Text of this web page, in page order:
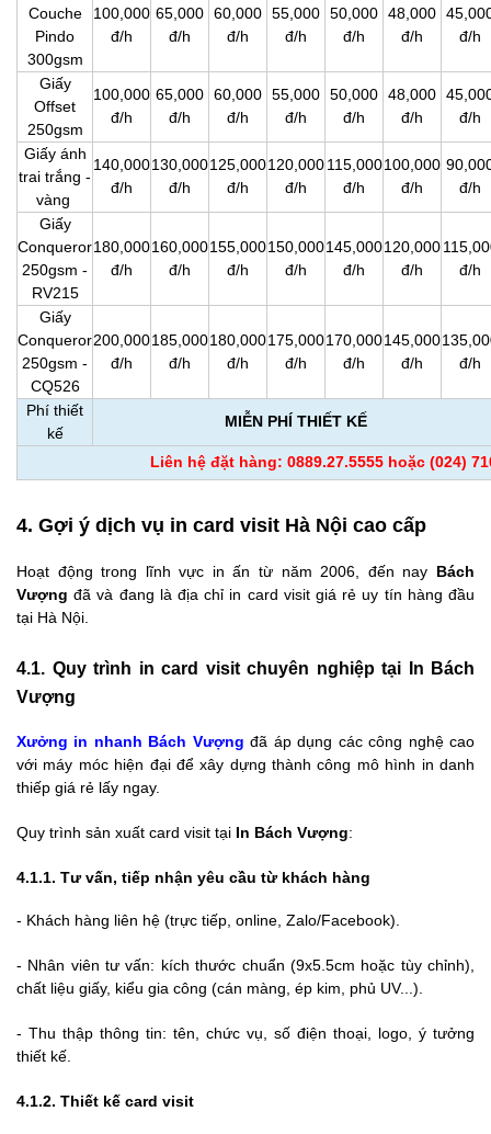
Couche
Pindo
300gsm
100,000
đ/h
65,000
đ/h
60,000
đ/h
55,000
đ/h
50,000
đ/h
48,000
đ/h
đ/h
Giấy
Offset
250gsm
100,000
đ/h
65,000
đ/h
60,000
đ/h
55,000
đ/h
50,000
đ/h
48,000
đ/h
đ/h
Giấy ánh
trai trắng -
vàng
140,000
đ/h
130,000
đ/h
125,000
đ/h
120,000
đ/h
115,000
đ/h
100,000
đ/h
đ/h
Giấy
Conqueror
250gsm -
RV215
180,000
đ/h
160,000
đ/h
155,000
đ/h
150,000
đ/h
145,000
đ/h
120,000
đ/h
đ/h
Giấy
Conqueror
250gsm -
CQ526
200,000
đ/h
185,000
đ/h
180,000
đ/h
175,000
đ/h
170,000
đ/h
145,000
đ/h
đ/h
Phí thiết
kế
MIỄN PHÍ THIẾT KẾ
Liên hệ đặt hàng: 0889.27.5555 hoặc (024)
4. Gợi ý dịch vụ in card visit Hà Nội cao cấp
Hoạt động trong lĩnh vực in ấn từ năm 2006, đến nay Bách
Vượng đã và đang là địa chỉ in card visit giá rẻ uy tín hàng đầu
tại Hà Nội.
4.1. Quy trình in card visit chuyên nghiệp tại In Bách
Vượng
Xưởng in nhanh Bách Vượng đã áp dụng các công nghệ cao
với máy móc hiện đại để xây dựng thành công mô hình in danh
thiếp giá rẻ lấy ngay.
Quy trình sản xuất card visit tại In Bách Vượng:
4.1.1. Tư vấn, tiếp nhận yêu cầu từ khách hàng
- Khách hàng liên hệ (trực tiếp, online, Zalo/Facebook).
- Nhân viên tư vấn: kích thước chuẩn (9x5.5cm hoặc tùy chỉnh),
chất liệu giấy, kiểu gia công (cán màng, ép kim, phủ UV...).
- Thu thập thông tin: tên, chức vụ, số điện thoại, logo, ý tưởng
thiết kế.
4.1.2. Thiết kế card visit